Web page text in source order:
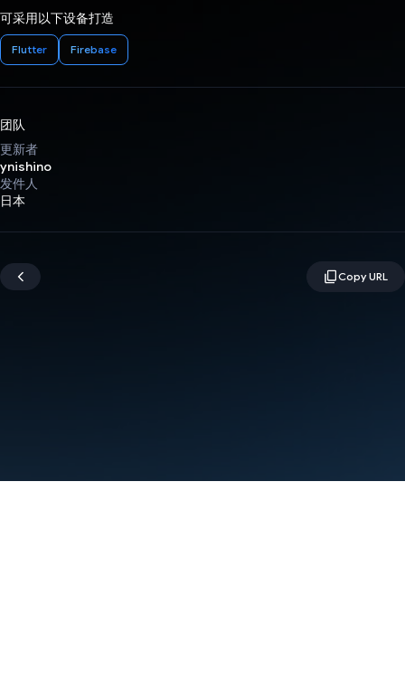
可采用以下设备打造
Flutter Firebase
团队
更新者
ynishino
发件人
日本